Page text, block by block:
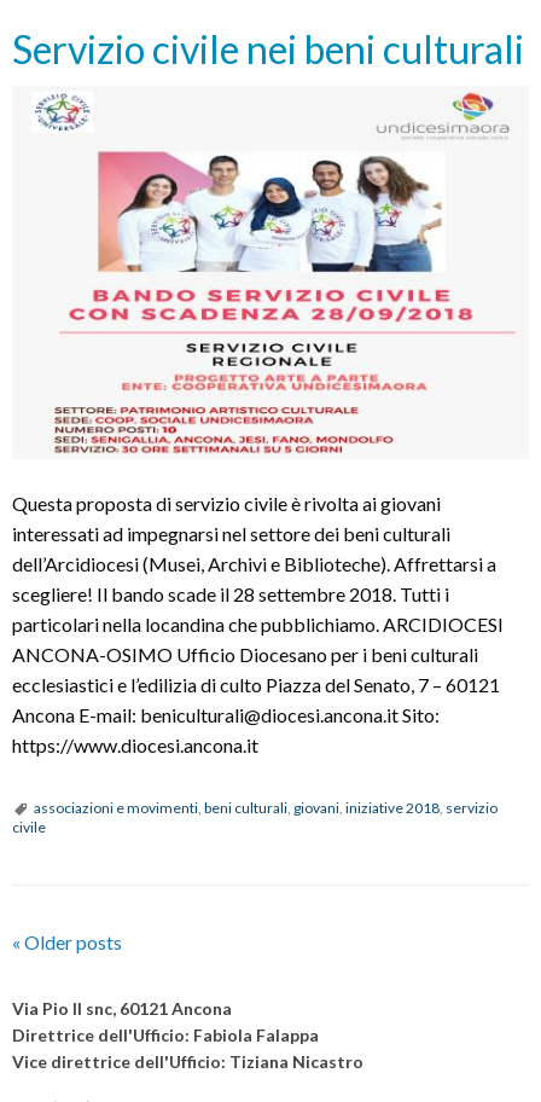
di
Servizio civile nei beni culturali
Questa proposta di servizio civile è rivolta ai giovani
interessati ad impegnarsi nel settore dei beni culturali
dell’Arcidiocesi (Musei, Archivi e Biblioteche). Affrettarsi a
scegliere! Il bando scade il 28 settembre 2018. Tutti i
particolari nella locandina che pubblichiamo. ARCIDIOCESI
ANCONA-OSIMO Ufficio Diocesano per i beni culturali
ecclesiastici e l’edilizia di culto Piazza del Senato, 7 – 60121
Ancona E-mail: beniculturali@diocesi.ancona.it Sito:
https://www.diocesi.ancona.it
associazioni e movimenti, beni culturali, giovani, iniziative 2018, servizio
civile
P
s
t
N
« Older posts
Via Pio II snc, 60121 Ancona
Direttrice dell'Ufficio: Fabiola Falappa
Vice direttrice dell'Ufficio: Tiziana Nicastro